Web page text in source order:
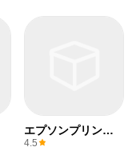
エプソンプリンタ
ー
4.5